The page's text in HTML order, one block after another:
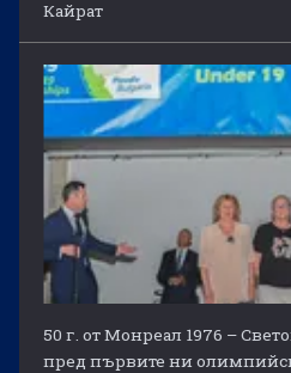
Кайрат
50 г. от Монреал 1976 –
пред първите ни